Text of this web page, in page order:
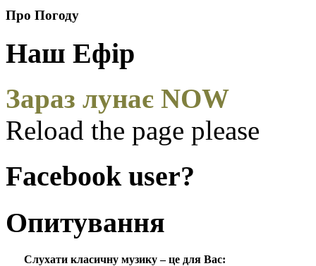
Про Погоду
Наш Ефір
Зараз лунає NOW
Reload the page please
Facebook user?
Опитування
Слухати класичну музику – це для Вас: